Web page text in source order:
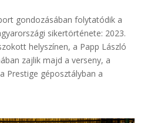
gondozásában folytatódik a
sikertörténete: 2023.
helyszínen, a Papp László
zajlik majd a verseny, a
Prestige géposztályban a